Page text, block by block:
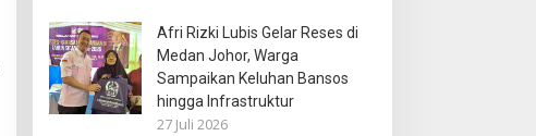
Afri Rizki Lubis Gelar Reses di
Medan Johor, Warga
Sampaikan Keluhan Bansos
hingga Infrastruktur
27 Juli 2026